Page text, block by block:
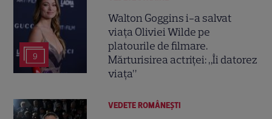
9
Walton Goggins i-a salvat
viața Oliviei Wilde pe
platourile de filmare.
Mărturisirea actriței: „Îi datorez
viața”
VEDETE ROMÂNEŞTI